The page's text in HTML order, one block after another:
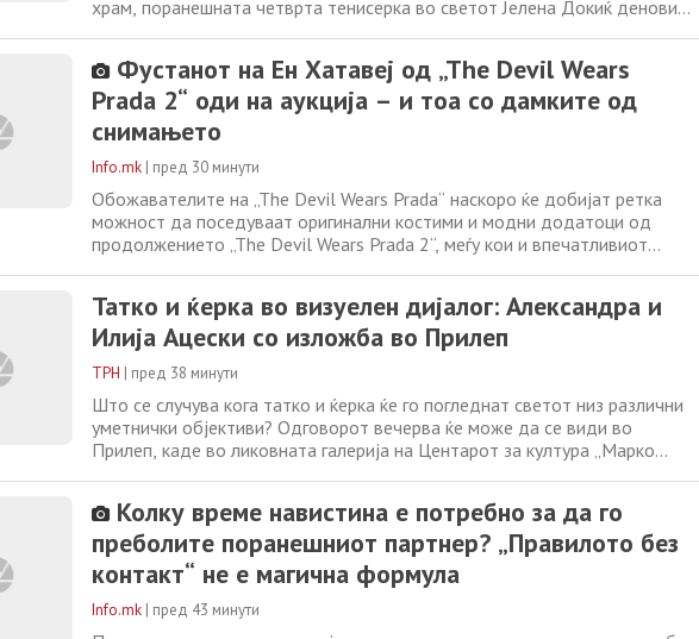
храм, поранешната четврта тенисерка во светот Јелена Докиќ деновиве
надеж, ментално здравје
Фустанот на Ен Хатавеј од „The Devil Wears
Prada 2“ оди на аукција – и тоа со дамките од
снимањето
Info.mk | пред 30 минути
Обожавателите на „The Devil Wears Prada“ наскоро ќе добијат ретка
можност да поседуваат оригинални костими и модни додатоци од
продолжението „The Devil Wears Prada 2“, меѓу кои и впечатливиот
аукцијата ќе се одржи
Татко и ќерка во визуелен дијалог: Александра и
Илија Ацески со изложба во Прилеп
ТРН | пред 38 минути
Што се случува кога татко и ќерка ќе го погледнат светот низ различни
уметнички објективи? Одговорот вечерва ќе може да се види во
Прилеп, каде во ликовната галерија на Центарот за култура „Марко
заеднички проект на Александра
Колку време навистина е потребно за да го
преболите поранешниот партнер? „Правилото без
контакт“ не е магична формула
Info.mk | пред 43 минути